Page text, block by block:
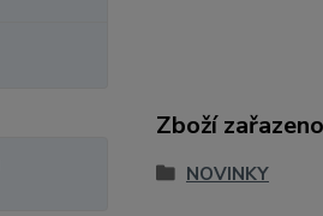
Zboží
NOVINKY